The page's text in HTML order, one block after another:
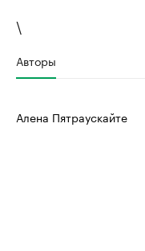
\
Авторы
Алена Пятраускайте